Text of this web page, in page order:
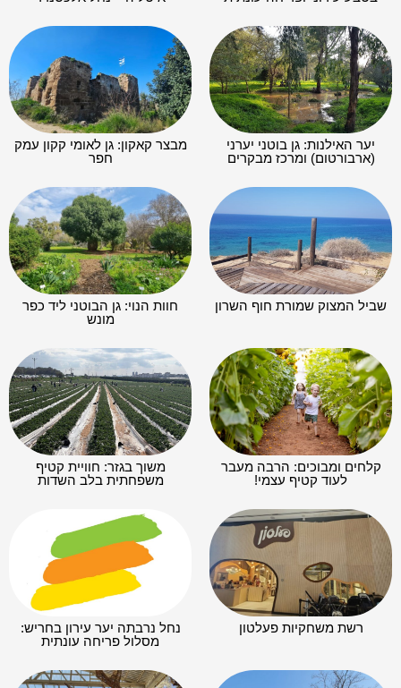
יער האילנות: גן בוטני יערני
(ארבורטום) ומרכז מבקרים
מבצר קאקון: גן לאומי קקון עמק
חפר
שביל המצוק שמורת חוף השרון
חוות הנוי: גן הבוטני ליד כפר
מונש
קלחים ומבוכים: הרבה מעבר
לעוד קטיף עצמי!
משוך בגזר: חוויית קטיף
משפחתית בלב השדות
רשת משחקיות פעלטון
נחל נרבתה יער עירון בחריש:
מסלול פריחה עונתית